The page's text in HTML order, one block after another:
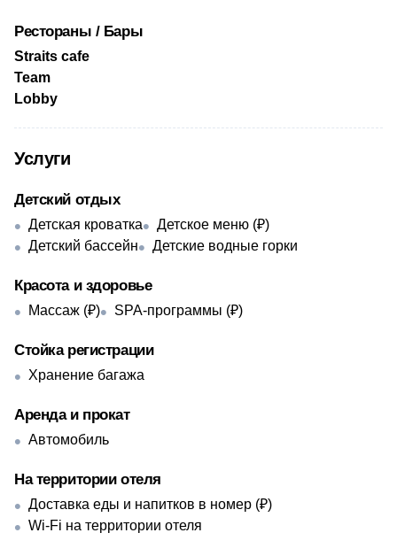
Рестораны / Бары
Straits cafe
Team
​Lobby
Услуги
Детский отдых
Детская кроватка
Детское меню (₽)
Детский бассейн
Детские водные горки
Красота и здоровье
Массаж (₽) SPA-программы (₽)
Стойка регистрации
Хранение багажа
Аренда и прокат
Автомобиль
На территории отеля
Доставка еды и напитков в номер (₽)
Wi-Fi на территории отеля